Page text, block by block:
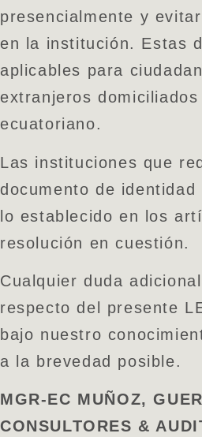
presencialmente y
en la institución. Estas
aplicables para
extranjeros
ecuatoriano.
Las instituciones que
documento de
lo establecido en los
resolución en cuestión.
Cualquier duda
respecto del presente
bajo nuestro
a la brevedad posible.
MGR-EC MUÑOZ,
CONSULTORES &